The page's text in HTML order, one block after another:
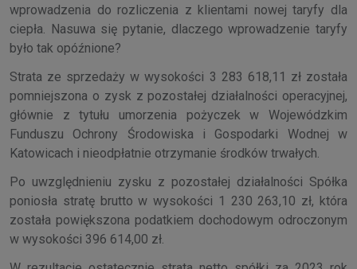
wprowadzenia do rozliczenia z klientami nowej taryfy dla
ciepła. Nasuwa się pytanie, dlaczego wprowadzenie taryfy
było tak opóźnione?
Strata ze sprzedaży w wysokości 3 283 618,11 zł została
pomniejszona o zysk z pozostałej działalności operacyjnej,
głównie z tytułu umorzenia pożyczek w Wojewódzkim
Funduszu Ochrony Środowiska i Gospodarki Wodnej w
Katowicach i nieodpłatnie otrzymanie środków trwałych.
Po uwzględnieniu zysku z pozostałej działalności Spółka
poniosła stratę brutto w wysokości 1 230 263,10 zł, która
została powiększona podatkiem dochodowym odroczonym
w wysokości 396 614,00 zł.